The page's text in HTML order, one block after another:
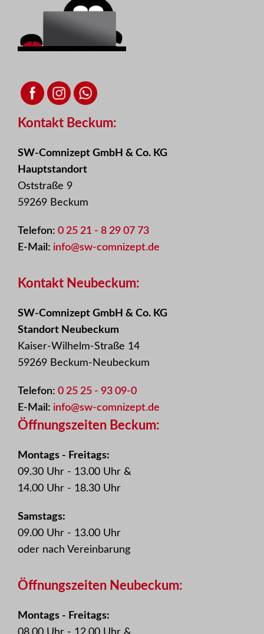
Kontakt Beckum:
SW-Comnizept GmbH & Co. KG
Hauptstandort
Oststraße 9
59269 Beckum
Telefon: 0 25 21 - 8 29 07 73
E-Mail: info@sw-comnizept.de
Kontakt Neubeckum:
SW-Comnizept GmbH & Co. KG
Standort Neubeckum
Kaiser-Wilhelm-Straße 14
59269 Beckum-Neubeckum
Telefon: 0 25 25 - 93 09-0
E-Mail: info@sw-comnizept.de
Öffnungszeiten Beckum:
Montags - Freitags:
09.30 Uhr - 13.00 Uhr &
14.00 Uhr - 18.30 Uhr
Samstags:
09.00 Uhr - 13.00 Uhr
oder nach Vereinbarung
Öffnungszeiten Neubeckum:
Montags - Freitags: